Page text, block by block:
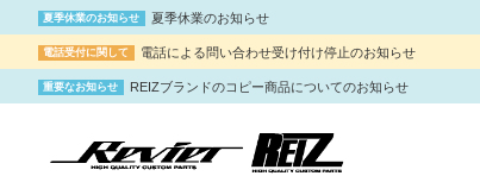
夏季休業のお知らせ 夏季休業のお知らせ
電話受付に関して 電話による問い合わせ受け付け停止のお知らせ
重要なお知らせ REIZブランドのコピー商品についてのお知らせ